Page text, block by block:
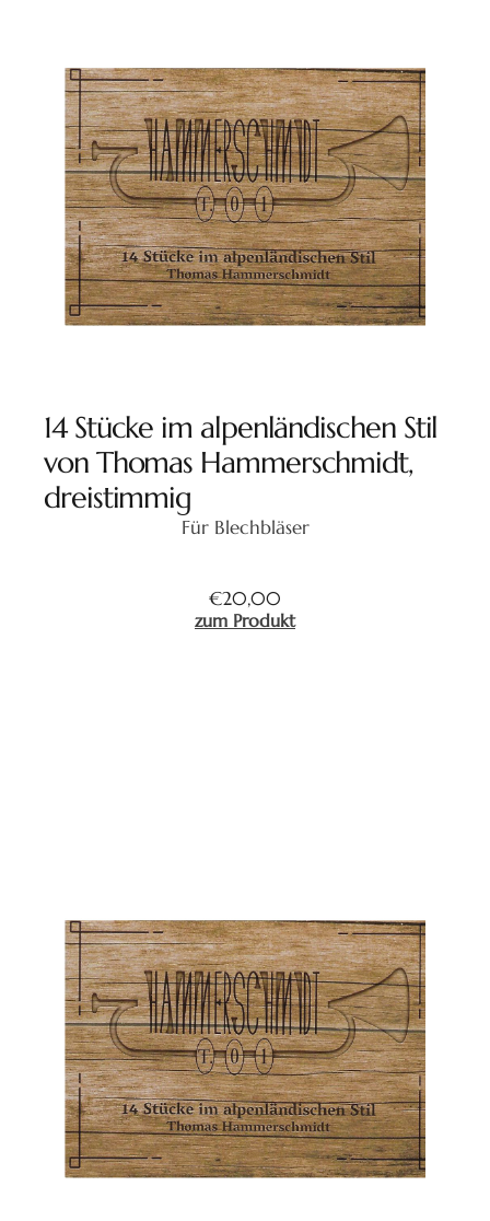
14 Stücke im alpenländischen Stil
von Thomas Hammerschmidt,
dreistimmig
Für Blechbläser
€20,00
zum Produkt